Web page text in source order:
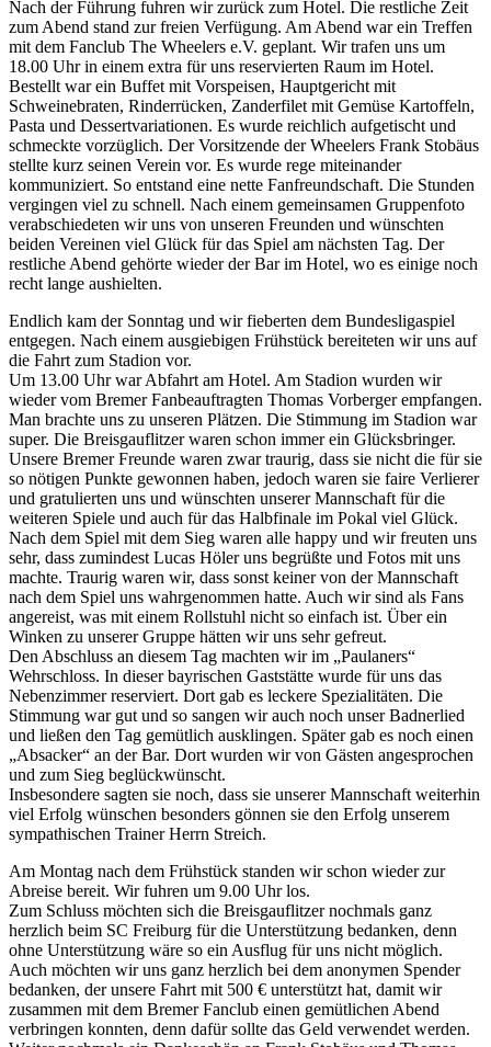
Nach der Führung fuhren wir zurück zum Hotel. Die restliche Zeit
zum Abend stand zur freien Verfügung. Am Abend war ein Treffen
mit dem Fanclub The Wheelers e.V. geplant. Wir trafen uns um
18.00 Uhr in einem extra für uns reservierten Raum im Hotel.
Bestellt war ein Buffet mit Vorspeisen, Hauptgericht mit
Schweinebraten, Rinderrücken, Zanderfilet mit Gemüse Kartoffeln,
Pasta und Dessertvariationen. Es wurde reichlich aufgetischt und
schmeckte vorzüglich. Der Vorsitzende der Wheelers Frank Stobäus
stellte kurz seinen Verein vor. Es wurde rege miteinander
kommuniziert. So entstand eine nette Fanfreundschaft. Die Stunden
vergingen viel zu schnell. Nach einem gemeinsamen Gruppenfoto
verabschiedeten wir uns von unseren Freunden und wünschten
beiden Vereinen viel Glück für das Spiel am nächsten Tag. Der
restliche Abend gehörte wieder der Bar im Hotel, wo es einige noch
recht lange aushielten.
Endlich kam der Sonntag und wir fieberten dem Bundesligaspiel
entgegen. Nach einem ausgiebigen Frühstück bereiteten wir uns auf
die Fahrt zum Stadion vor.
Um 13.00 Uhr war Abfahrt am Hotel. Am Stadion wurden wir
wieder vom Bremer Fanbeauftragten Thomas Vorberger empfangen.
Man brachte uns zu unseren Plätzen. Die Stimmung im Stadion war
super. Die Breisgauflitzer waren schon immer ein Glücksbringer.
Unsere Bremer Freunde waren zwar traurig, dass sie nicht die für sie
so nötigen Punkte gewonnen haben, jedoch waren sie faire Verlierer
und gratulierten uns und wünschten unserer Mannschaft für die
weiteren Spiele und auch für das Halbfinale im Pokal viel Glück.
Nach dem Spiel mit dem Sieg waren alle happy und wir freuten uns
sehr, dass zumindest Lucas Höler uns begrüßte und Fotos mit uns
machte. Traurig waren wir, dass sonst keiner von der Mannschaft
nach dem Spiel uns wahrgenommen hatte. Auch wir sind als Fans
angereist, was mit einem Rollstuhl nicht so einfach ist. Über ein
Winken zu unserer Gruppe hätten wir uns sehr gefreut.
Den Abschluss an diesem Tag machten wir im „Paulaners“
Wehrschloss. In dieser bayrischen Gaststätte wurde für uns das
Nebenzimmer reserviert. Dort gab es leckere Spezialitäten. Die
Stimmung war gut und so sangen wir auch noch unser Badnerlied
und ließen den Tag gemütlich ausklingen. Später gab es noch einen
„Absacker“ an der Bar. Dort wurden wir von Gästen angesprochen
und zum Sieg beglückwünscht.
Insbesondere sagten sie noch, dass sie unserer Mannschaft weiterhin
viel Erfolg wünschen besonders gönnen sie den Erfolg unserem
sympathischen Trainer Herrn Streich.
Am Montag nach dem Frühstück standen wir schon wieder zur
Abreise bereit. Wir fuhren um 9.00 Uhr los.
Zum Schluss möchten sich die Breisgauflitzer nochmals ganz
herzlich beim SC Freiburg für die Unterstützung bedanken, denn
ohne Unterstützung wäre so ein Ausflug für uns nicht möglich.
Auch möchten wir uns ganz herzlich bei dem anonymen Spender
bedanken, der unsere Fahrt mit 500 € unterstützt hat, damit wir
zusammen mit dem Bremer Fanclub einen gemütlichen Abend
verbringen konnten, denn dafür sollte das Geld verwendet werden.